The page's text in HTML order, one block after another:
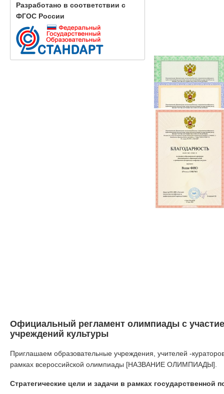
Разработано в соответствии с
ФГОС России
Официальный регламент олимпиады с
учреждений культуры
Приглашаем образовательные учреждения, учителей -
рамках всероссийской олимпиады [НАЗВАНИЕ ОЛИМПИАДЫ].
Стратегические цели и задачи в рамках государственной